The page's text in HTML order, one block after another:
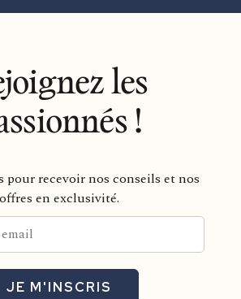
les
!
pour recevoir nos conseils et nos
offres en exclusivité.
JE M'INSCRIS